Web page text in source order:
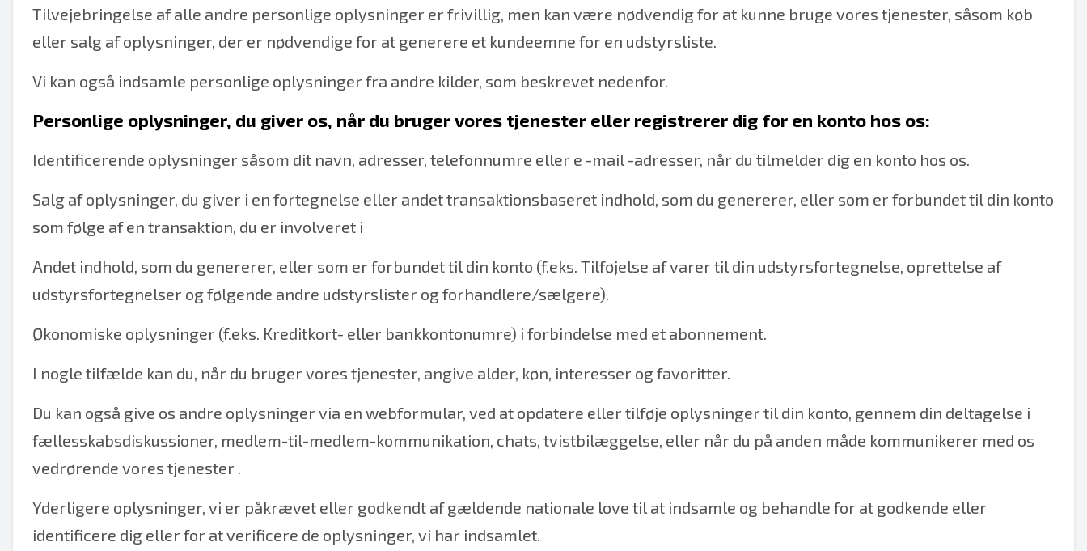
Tilvejebringelse af alle andre personlige oplysninger er frivillig, men kan være nødvendig for at kunne bruge vores tjenester, såsom køb
eller salg af oplysninger, der er nødvendige for at generere et kundeemne for en udstyrsliste.
Vi kan også indsamle personlige oplysninger fra andre kilder, som beskrevet nedenfor.
Personlige oplysninger, du giver os, når du bruger vores tjenester eller registrerer dig for en konto hos os:
Identificerende oplysninger såsom dit navn, adresser, telefonnumre eller e -mail -adresser, når du tilmelder dig en konto hos os.
Salg af oplysninger, du giver i en fortegnelse eller andet transaktionsbaseret indhold, som du genererer, eller som er forbundet til din konto
som følge af en transaktion, du er involveret i
Andet indhold, som du genererer, eller som er forbundet til din konto (f.eks. Tilføjelse af varer til din udstyrsfortegnelse, oprettelse af
udstyrsfortegnelser og følgende andre udstyrslister og forhandlere/sælgere).
Økonomiske oplysninger (f.eks. Kreditkort- eller bankkontonumre) i forbindelse med et abonnement.
I nogle tilfælde kan du, når du bruger vores tjenester, angive alder, køn, interesser og favoritter.
Du kan også give os andre oplysninger via en webformular, ved at opdatere eller tilføje oplysninger til din konto, gennem din deltagelse i
fællesskabsdiskussioner, medlem-til-medlem-kommunikation, chats, tvistbilæggelse, eller når du på anden måde kommunikerer med os
vedrørende vores tjenester .
Yderligere oplysninger, vi er påkrævet eller godkendt af gældende nationale love til at indsamle og behandle for at godkende eller
identificere dig eller for at verificere de oplysninger, vi har indsamlet.